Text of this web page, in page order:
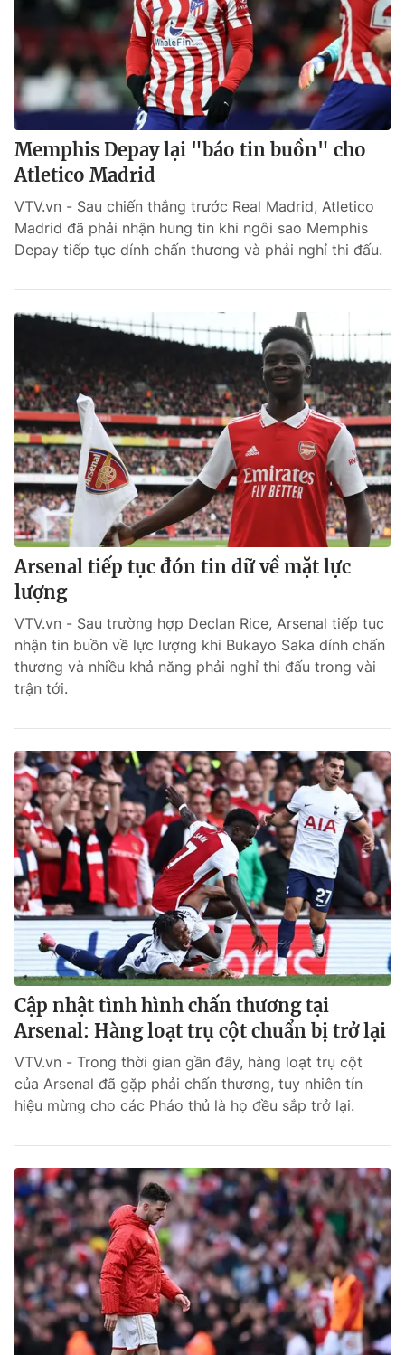
Memphis Depay lại "báo tin buồn" cho
Atletico Madrid
VTV.vn - Sau chiến thắng trước Real Madrid, Atletico
Madrid đã phải nhận hung tin khi ngôi sao Memphis
Depay tiếp tục dính chấn thương và phải nghỉ thi đấu.
Arsenal tiếp tục đón tin dữ về mặt lực
lượng
VTV.vn - Sau trường hợp Declan Rice, Arsenal tiếp tục
nhận tin buồn về lực lượng khi Bukayo Saka dính chấn
thương và nhiều khả năng phải nghỉ thi đấu trong vài
trận tới.
Cập nhật tình hình chấn thương tại
Arsenal: Hàng loạt trụ cột chuẩn bị trở lại
VTV.vn - Trong thời gian gần đây, hàng loạt trụ cột
của Arsenal đã gặp phải chấn thương, tuy nhiên tín
hiệu mừng cho các Pháo thủ là họ đều sắp trở lại.